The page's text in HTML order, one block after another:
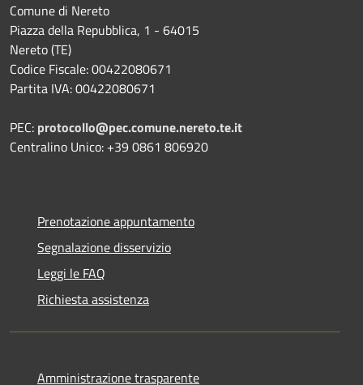
Comune di Nereto
Piazza della Repubblica, 1 - 64015
Nereto (TE)
Codice Fiscale: 00422080671
Partita IVA: 00422080671
PEC: protocollo@pec.comune.nereto.te.it
Centralino Unico: +39 0861 806920
Prenotazione appuntamento
Segnalazione disservizio
Leggi le FAQ
Richiesta assistenza
Amministrazione trasparente